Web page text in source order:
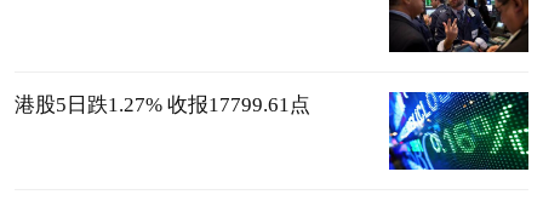
港股5日跌1.27% 收报17799.61点